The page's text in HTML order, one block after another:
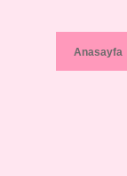
Anasayfa